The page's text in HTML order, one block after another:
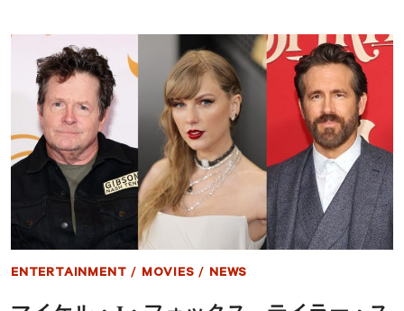
ー』
同
時
の
記
録
は
健
在
ン
キ
ン
グ』
シ
ー
ズ
ン
3
に
フ
ENTERTAINMENT / MOVIES / NEWS